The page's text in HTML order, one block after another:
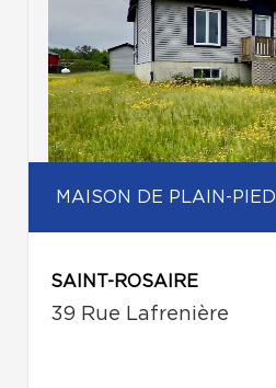
MAISON DE PLAIN-PIED
SAINT-ROSAIRE
39 Rue Lafrenière